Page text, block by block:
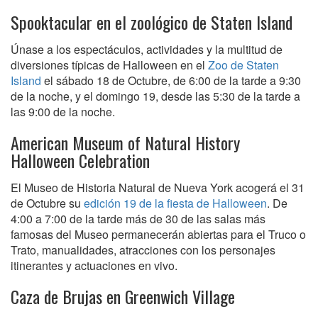
Spooktacular en el zoológico de Staten Island
Únase a los espectáculos, actividades y la multitud de
diversiones típicas de Halloween en el Zoo de Staten
Island el sábado 18 de Octubre, de 6:00 de la tarde a 9:30
de la noche, y el domingo 19, desde las 5:30 de la tarde a
las 9:00 de la noche.
American Museum of Natural History
Halloween Celebration
El Museo de Historia Natural de Nueva York acogerá el 31
de Octubre su edición 19 de la fiesta de Halloween. De
4:00 a 7:00 de la tarde más de 30 de las salas más
famosas del Museo permanecerán abiertas para el Truco o
Trato, manualidades, atracciones con los personajes
itinerantes y actuaciones en vivo.
Caza de Brujas en Greenwich Village